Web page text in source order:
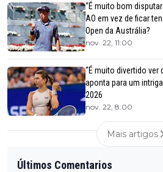
“É muito bom
AO em vez de ficar
Open da Austrália?
nov. 22, 11:00
“É muito divertido ver
aponta para um
2026
nov. 22, 8:00
Mais artigos
Últimos Comentarios